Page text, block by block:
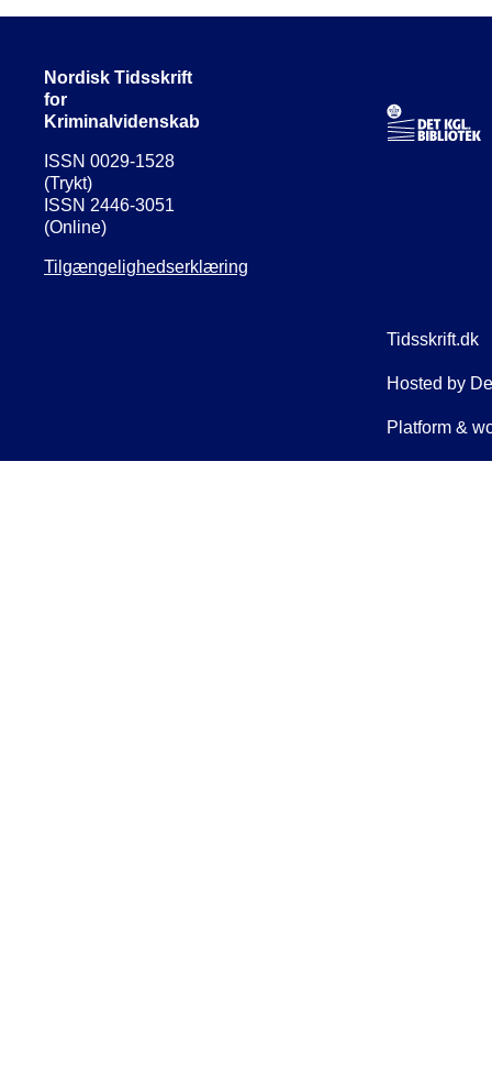
Nordisk Tidsskrift
for
Kriminalvidenskab
ISSN 0029-1528
(Trykt)
ISSN 2446-3051
(Online)
Tilgængelighedserklæring